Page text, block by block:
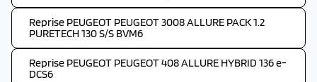
Reprise PEUGEOT PEUGEOT 3008 ALLURE PACK 1.2
PURETECH 130 S/S BVM6
Reprise PEUGEOT PEUGEOT 408 ALLURE HYBRID 136 e-
DCS6